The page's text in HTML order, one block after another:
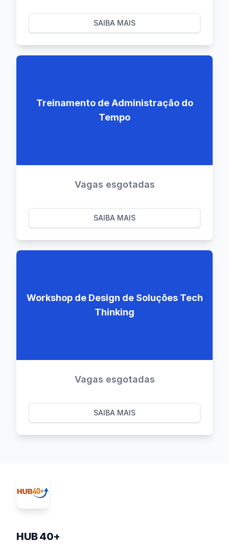
SAIBA MAIS
Treinamento de Administração do
Tempo
Vagas esgotadas
SAIBA MAIS
Workshop de Design de Soluções Tech
Thinking
Vagas esgotadas
SAIBA MAIS
HUB 40+